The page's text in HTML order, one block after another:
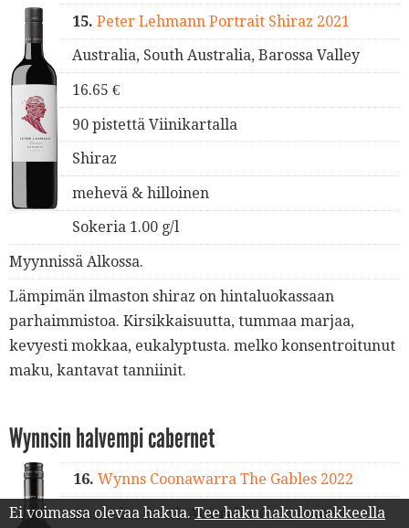
15. Peter Lehmann Portrait Shiraz 2021
Australia, South Australia, Barossa Valley
16.65 €
90 pistettä Viinikartalla
Shiraz
mehevä & hilloinen
Sokeria 1.00 g/l
Myynnissä Alkossa.
Lämpimän ilmaston shiraz on hintaluokassaan
parhaimmistoa. Kirsikkaisuutta, tummaa marjaa,
kevyesti mokkaa, eukalyptusta. melko konsentroitunut
maku, kantavat tanniinit.
Wynnsin halvempi cabernet
16.Wynns Coonawarra The Gables 2022
Australia, South Australia, Coonawarra
Ei voimassa olevaa hakua. Tee haku hakulomakkeella